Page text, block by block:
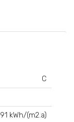
C
kWh/(m2.a)